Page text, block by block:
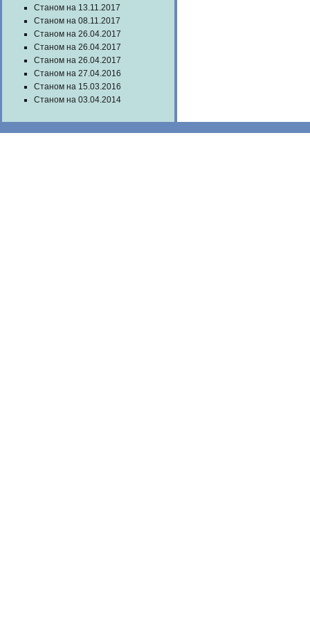
Станом на 13.11.2017
Станом на 08.11.2017
Станом на 26.04.2017
Станом на 26.04.2017
Станом на 26.04.2017
Станом на 27.04.2016
Станом на 15.03.2016
Станом на 03.04.2014